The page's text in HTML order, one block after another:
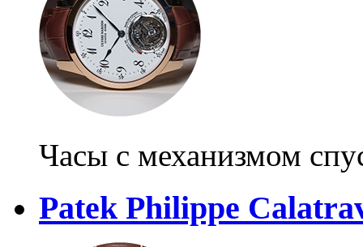
Часы с механизмом
Patek Philippe